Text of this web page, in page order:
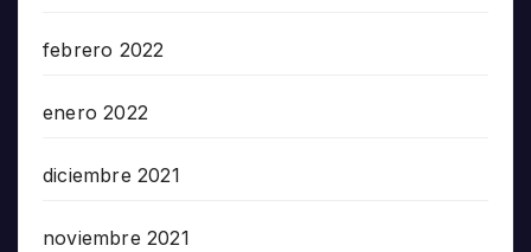
febrero 2022
enero 2022
diciembre 2021
noviembre 2021